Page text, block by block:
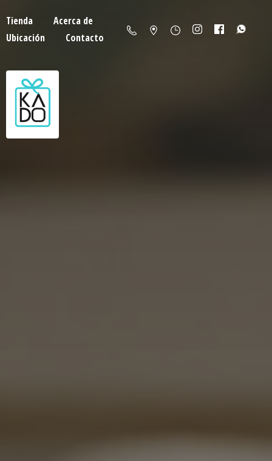
Tienda
Acerca de
Ubicación
Contacto